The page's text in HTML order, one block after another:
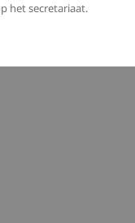
het secretariaat.